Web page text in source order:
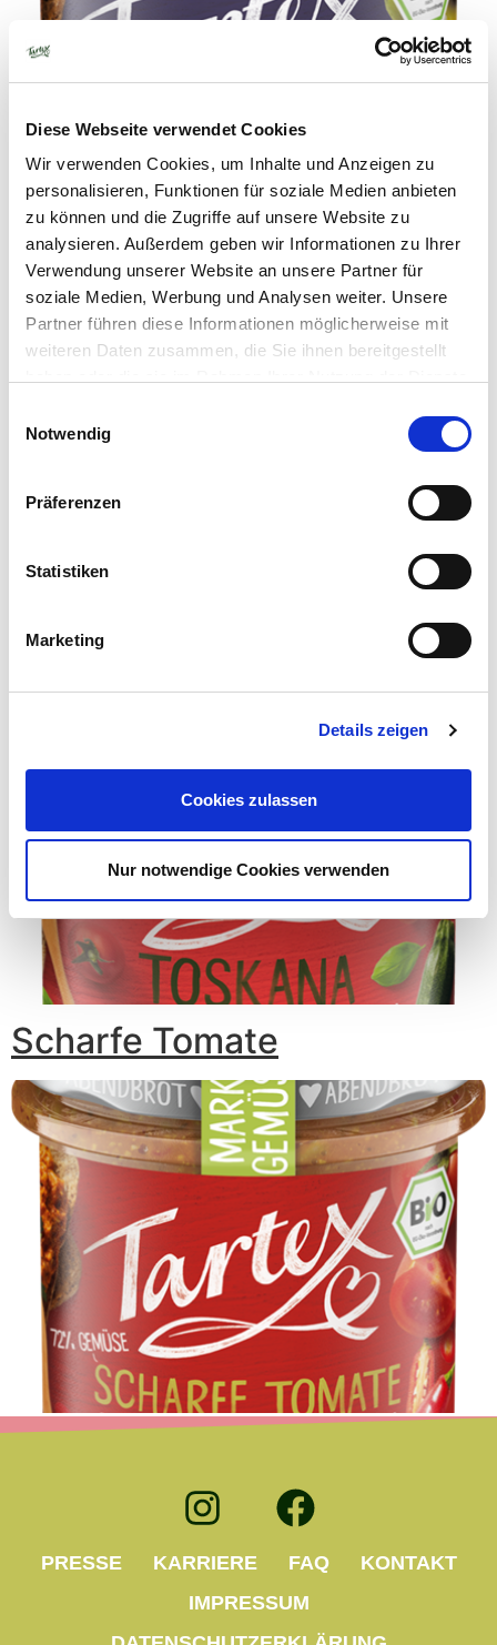
Diese Webseite verwendet Cookies
Wir verwenden Cookies, um Inhalte und Anzeigen zu
personalisieren, Funktionen für soziale Medien anbieten
zu können und die Zugriffe auf unsere Website zu
analysieren. Außerdem geben wir Informationen zu Ihrer
Verwendung unserer Website an unsere Partner für
soziale Medien, Werbung und Analysen weiter. Unsere
Partner führen diese Informationen möglicherweise mit
weiteren Daten zusammen, die Sie ihnen bereitgestellt
Cookies, wenn Sie unsere Webseite weiterhin nutzen.
Notwendig
Präferenzen
Statistiken
Marketing
Details zeigen
Cookies zulassen
Nur notwendige Cookies verwenden
Kirschtomate Rucola
Toskana
Scharfe Tomate
PRESSE KARRIERE FAQ
KONTAKT
IMPRESSUM